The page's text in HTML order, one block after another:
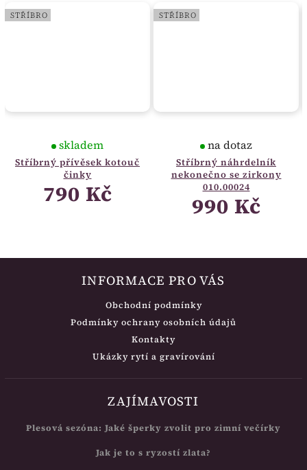
STŘÍBRO
Stříbrný přívěsek kotouč
činky
skladem
790 Kč
STŘÍBRO
Stříbrný náhrdelník
nekonečno se zirkony
010.00024
na dotaz
990 Kč
INFORMACE PRO VÁS
Obchodní podmínky
Podmínky ochrany osobních údajů
Kontakty
Ukázky rytí a gravírování
ZAJÍMAVOSTI
Plesová sezóna: Jaké šperky zvolit pro zimní večírky
Jak je to s ryzostí zlata?